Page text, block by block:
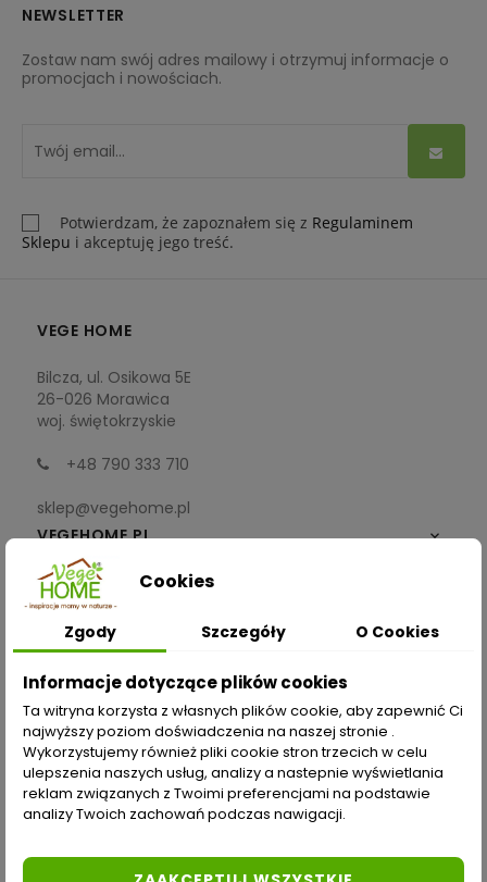
NEWSLETTER
Zostaw nam swój adres mailowy i otrzymuj informacje o
promocjach i nowościach.
Potwierdzam, że zapoznałem się z Regulaminem
Sklepu i akceptuję jego treść.
VEGE HOME
Bilcza, ul. Osikowa 5E
26-026 Morawica
woj. świętokrzyskie
+48 790 333 710
sklep@vegehome.pl
VEGEHOME.PL

INFORMACJE
ZAKUPY
Moje konto
Opcje dostawy
Metody płatności
Cookies
Zgody Szczegóły O Cookies
Informacje dotyczące plików cookies
Ta witryna korzysta z własnych plików cookie, aby zapewnić Ci
najwyższy poziom doświadczenia na naszej stronie .
Wykorzystujemy również pliki cookie stron trzecich w celu
ulepszenia naszych usług, analizy a nastepnie wyświetlania
reklam związanych z Twoimi preferencjami na podstawie
analizy Twoich zachowań podczas nawigacji.
Odstąp od umowy tutaj